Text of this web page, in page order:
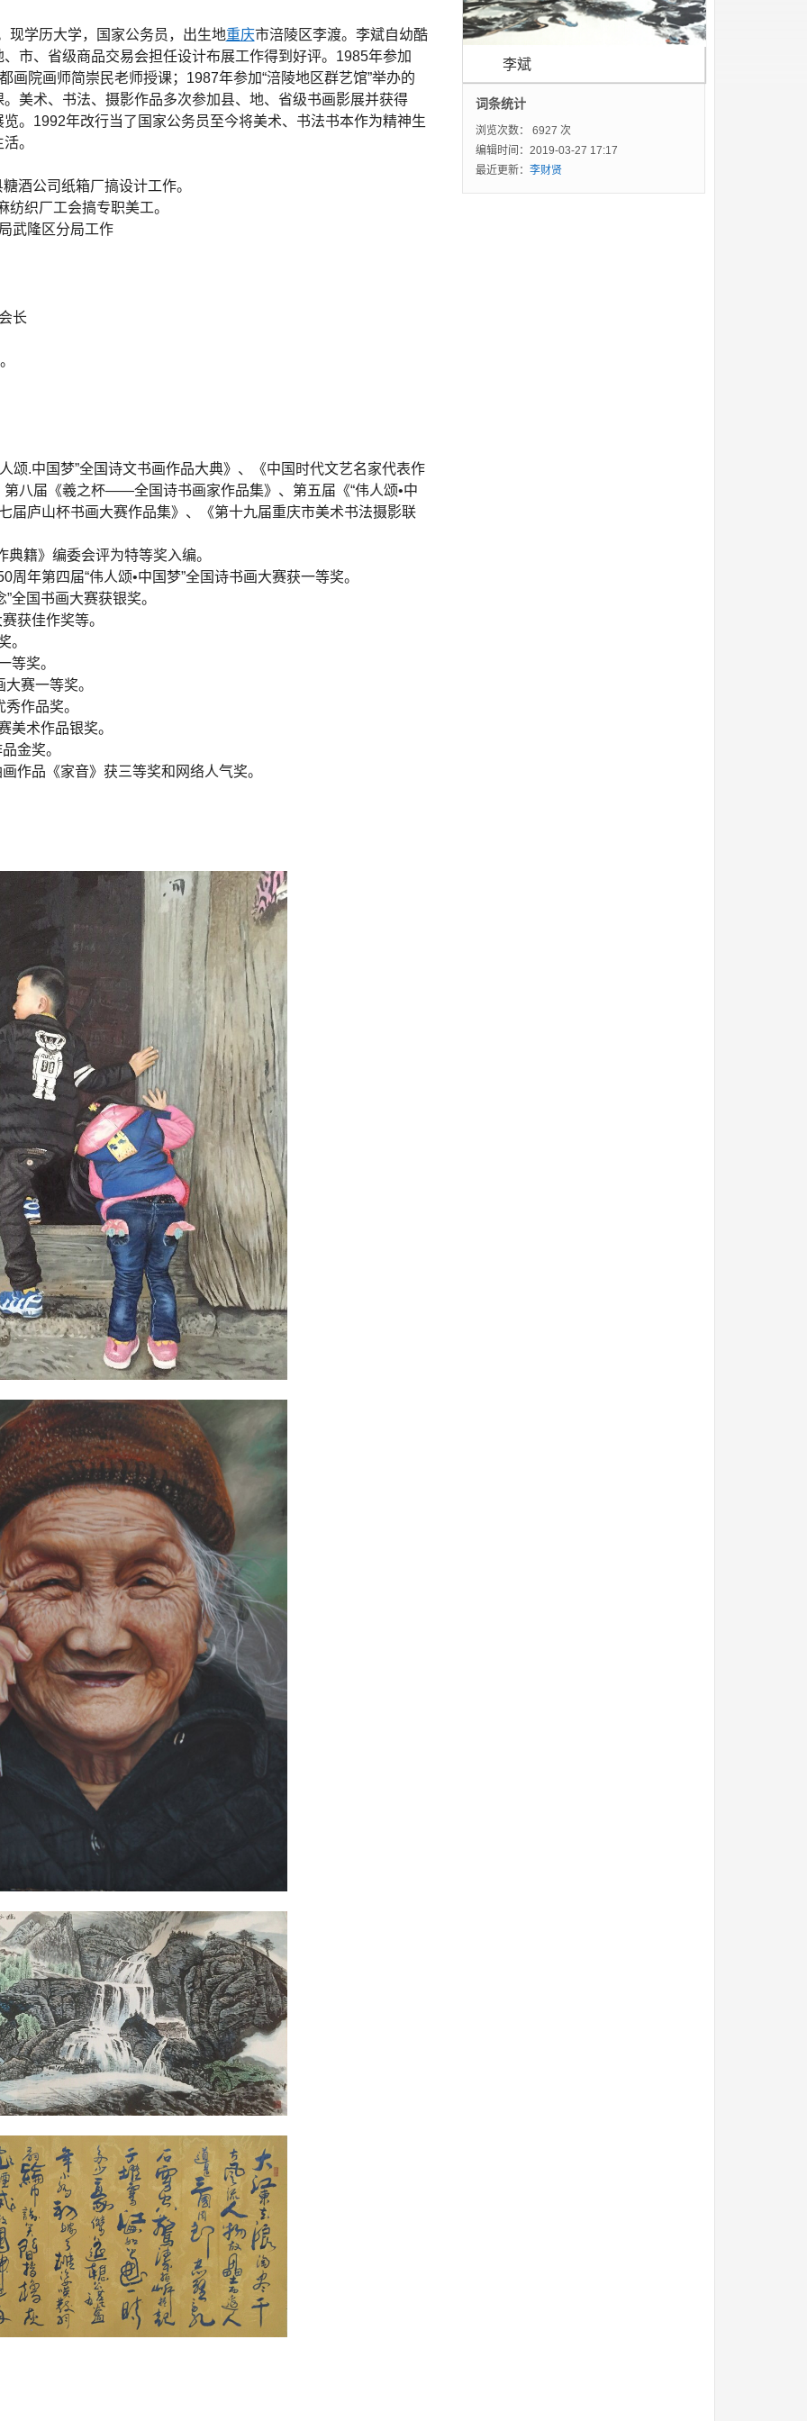
李斌
词条统计
浏览次数： 6927 次
编辑时间：2019-03-27 17:17
最近更新： 李财贤
现学历大学，国家公务员，出生地重庆市涪陵区李渡。 李斌自幼酷
市、省级商品交易会担任设计布展工作得到好评。1985年参加
画院画师简崇民老师授课；1987年参加“涪陵地区群艺馆”举办的
美术、书法、摄影作品多次参加县、地、省级书画影展并获得
。1992年改行当了国家公务员至今将美术、书法书本作为精神生
。
公司纸箱厂搞设计工作。
织厂工会搞专职美工。
武隆区分局工作
长
.中国梦”全国诗文书画作品大典》、《中国时代文艺名家代表作
八届《羲之杯――全国诗书画家作品集》、第五届《“伟人颂•中
届庐山杯书画大赛作品集》、《第十九届重庆市美术书法摄影联
籍》编委会评为特等奖入编。
第四届“伟人颂•中国梦”全国诗书画大赛获一等奖。
国书画大赛获银奖。
获佳作奖等。
。
奖。
赛一等奖。
作品奖。
术作品银奖。
金奖。
品《家音》获三等奖和网络人气奖。